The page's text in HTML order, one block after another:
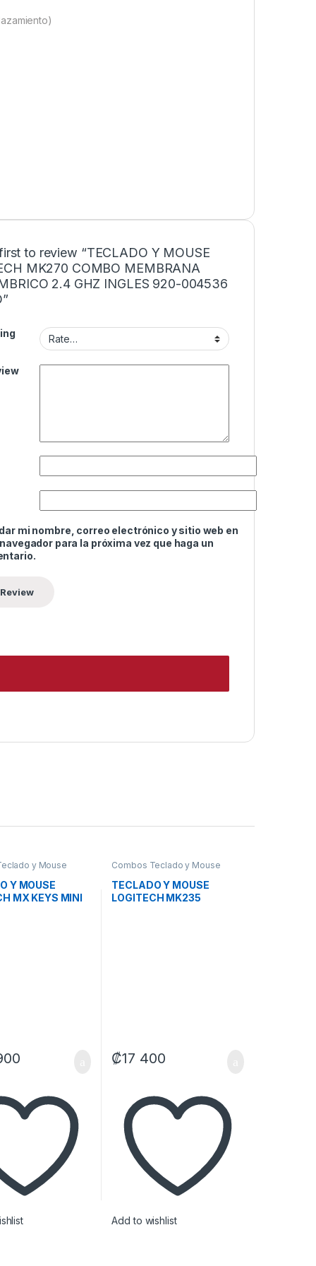
to review “TECLADO Y MOUSE
MK270 COMBO MEMBRANA
2.4 GHZ INGLES 920-004536
mi nombre, correo electrónico y sitio web en
para la próxima vez que haga un
y Mouse
Y MOUSE
MX KEYS MINI
Combos Teclado y Mouse
TECLADO Y MOUSE
LOGITECH MK235
₡17 400
Add to wishlist